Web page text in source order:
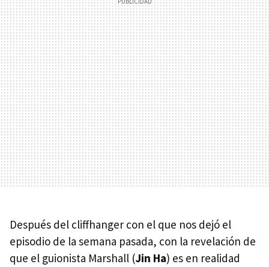
Después del cliffhanger con el que nos dejó el
episodio de la semana pasada, con la revelación de
que el guionista Marshall (Jin Ha) es en realidad